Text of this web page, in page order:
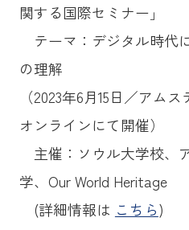
関する国際セミナー」
テーマ：デジタル時代
の理解
（2023年6月15日／アム
オンラインにて開催）
主催：ソウル大学校、
学、Our World Heritage
(詳細情報は こちら)